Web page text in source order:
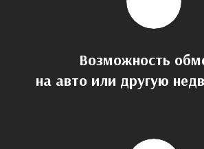
Возможность
на авто или другую